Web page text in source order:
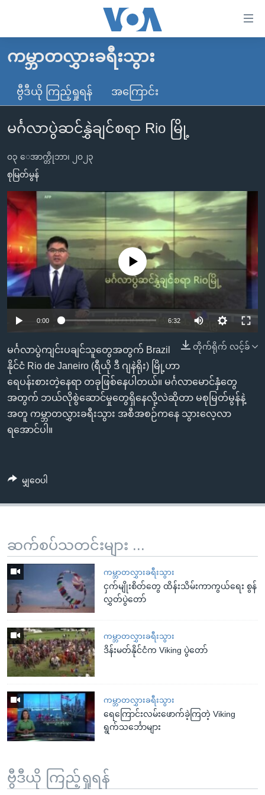
လွယ်ကူ
သည့်
Link
များ
ပင်မ
အကြောင်းအရာ
ကျော်
ကြည့်
ပင်မ
အ
ညွန်း
စာမျက်နှာ
ကျော်
ကြည့်
ရန်
ရှာဖွေ
ရန်
နေရာ
သို့
မူလစာမျက်နှာ
မြန်မာ
ကမ္ဘာ့သတင်းများ
နိုင်ငံတကာ
တရုတ်
အစ္စရေး-ပါလက်စတိုင်း
ဗွီဒီယို
ရပ်ဝန်းတခု လမ်းတခု အလွန်
အင်္ဂလိပ်စာလေ့လာမယ်
အမေရိကန်သုံးအီဒီယံ
မကြေးမုံရဲ့ အင်္ဂလိပ်စာ
ရုပ်ရှင်ထဲက အင်္ဂလိပ်စာ
သုတပဒေသာ အင်္ဂလိပ်စာ
အပတ်စဉ်ကဏ္ဍများ
ရေဒီယို
တီဗွီ
ရေဒီယိုနှင့်ရုပ်သံ အချက်အလက်များ
ရေဒီယို/တီဗွီအစီအစဉ်
Learning English
ဗွီအိုအေ လူမှုကွန်ယက်များ
ဘာသာစကားများ
ကမ္ဘာတလွှားခရီးသွား
ဗွီဒီယို ကြည့်ရှုရန် အကြောင်း
မင်္ဂလာပွဲဆင်နွှဲချင်စရာ Rio မြို့
၀၃ ေအာက္တိုဘာ၊ ၂၀၂၃
စုမြတ်မွန်
No media source currently available
0:00 6:32
တိုက်ရိုက် လင့်ခ်
မင်္ဂလာပွဲကျင်းပချင်သူတွေအတွက် Brazil
နိုင်ငံ Rio de Janeiro (ရီယို ဒီ ဂျနဲရိုး) မြို့ဟာ
ရေပန်းစားတဲ့နေရာ တခုဖြစ်နေပါတယ်။ မင်္ဂလာမောင်နှံတွေ
အတွက် ဘယ်လိုစွဲဆောင်မှုတွေရှိနေလို့လဲဆိုတာ မစုမြတ်မွန်နဲ့
အတူ ကမ္ဘာတလွှားခရီးသွား အစီအစဉ်ကနေ သွားလေ့လာ
ရအောင်ပါ။
မျှဝေပါ
ဆက်စပ်သတင်းများ ...
ကမ္ဘာတလွှားခရီးသွား
ငှက်မျိုးစိတ်တွေ ထိန်းသိမ်းကာကွယ်ရေး စွန်
လွှတ်ပွဲတော်
ကမ္ဘာတလွှားခရီးသွား
ဒိန်းမတ်နိုင်ငံက Viking ပွဲတော်
ကမ္ဘာတလွှားခရီးသွား
ရေကြောင်းလမ်းဖောက်ခဲ့ကြတဲ့ Viking
ရွက်သင်္ဘောများ
ဗွီဒီယို ကြည့်ရှုရန်